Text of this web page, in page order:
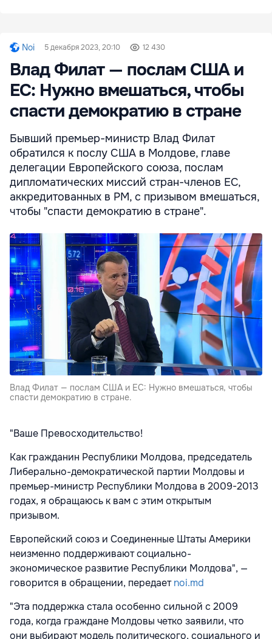
Noi 5 декабря 2023, 20:10 12 430
Влад Филат — послам США и
ЕС: Нужно вмешаться, чтобы
спасти демократию в стране
Бывший премьер-министр Влад Филат
обратился к послу США в Молдове, главе
делегации Европейского союза, послам
дипломатических миссий стран-членов ЕС,
аккредитованных в РМ, с призывом вмешаться,
чтобы "спасти демократию в стране".
Влад Филат — послам США и ЕС: Нужно вмешаться, чтобы
спасти демократию в стране.
"Ваше Превосходительство!
Как гражданин Республики Молдова, председатель
Либерально-демократической партии Молдовы и
премьер-министр Республики Молдова в 2009-2013
годах, я обращаюсь к вам с этим открытым
призывом.
Европейский союз и Соединенные Штаты Америки
неизменно поддерживают социально-
экономическое развитие Республики Молдова", —
говорится в обращении, передаетnoi.md
"Эта поддержка стала особенно сильной с 2009
года, когда граждане Молдовы четко заявили, что
они выбирают модель политического, социального и